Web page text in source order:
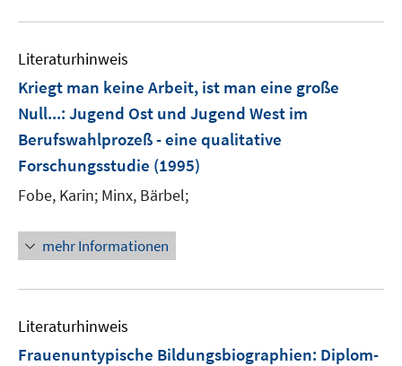
Literaturhinweis
Kriegt man keine Arbeit, ist man eine große
Null...: Jugend Ost und Jugend West im
Berufswahlprozeß - eine qualitative
Forschungsstudie (1995)
Fobe, Karin; Minx, Bärbel;
mehr Informationen
Literaturhinweis
Frauenuntypische Bildungsbiographien: Diplom-